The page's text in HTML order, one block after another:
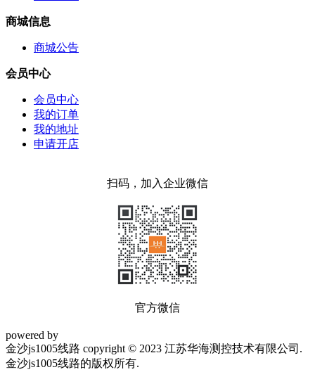
商城信息
商城公告
会员中心
会员中心
我的订单
我的地址
申请开店
扫码，加入企业微信
官方微信
powered by
金沙js1005线路 copyright © 2023 江苏华海测控技术有限公司.
金沙js1005线路的版权所有.